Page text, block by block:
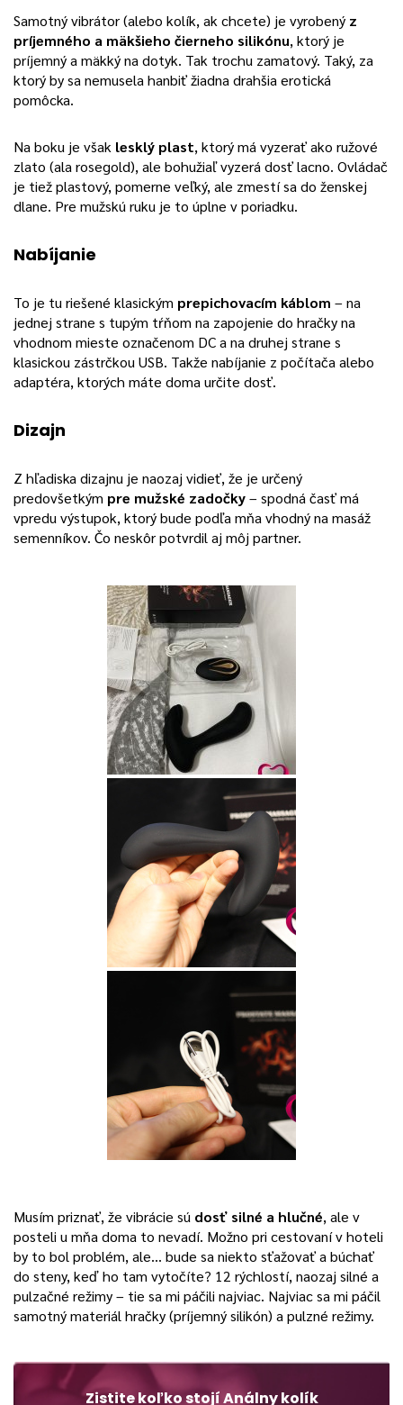
Samotný vibrátor (alebo kolík, ak chcete) je vyrobený z
príjemného a mäkšieho čierneho silikónu, ktorý je
príjemný a mäkký na dotyk. Tak trochu zamatový. Taký, za
ktorý by sa nemusela hanbiť žiadna drahšia erotická
pomôcka.
Na boku je však lesklý plast, ktorý má vyzerať ako ružové
zlato (ala rosegold), ale bohužiaľ vyzerá dosť lacno. Ovládač
je tiež plastový, pomerne veľký, ale zmestí sa do ženskej
dlane. Pre mužskú ruku je to úplne v poriadku.
Nabíjanie
To je tu riešené klasickým prepichovacím káblom – na
jednej strane s tupým tŕňom na zapojenie do hračky na
vhodnom mieste označenom DC a na druhej strane s
klasickou zástrčkou USB. Takže nabíjanie z počítača alebo
adaptéra, ktorých máte doma určite dosť.
Dizajn
Z hľadiska dizajnu je naozaj vidieť, že je určený
predovšetkým pre mužské zadočky– spodná časť má
vpredu výstupok, ktorý bude podľa mňa vhodný na masáž
semenníkov. Čo neskôr potvrdil aj môj partner.
Musím priznať, že vibrácie sú dosť silné a hlučné, ale v
posteli u mňa doma to nevadí. Možno pri cestovaní v hoteli
by to bol problém, ale… bude sa niekto sťažovať a búchať
do steny, keď ho tam vytočíte? 12 rýchlostí, naozaj silné a
pulzačné režimy – tie sa mi páčili najviac. Najviac sa mi páčil
samotný materiál hračky (príjemný silikón) a pulzné režimy.
Zistite koľko stojí Análny kolík